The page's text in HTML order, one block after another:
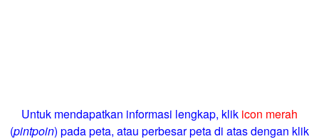
Untuk mendapatkan informasi lengkap, klik icon merah
(pintpoin) pada peta, atau perbesar peta di atas dengan klik